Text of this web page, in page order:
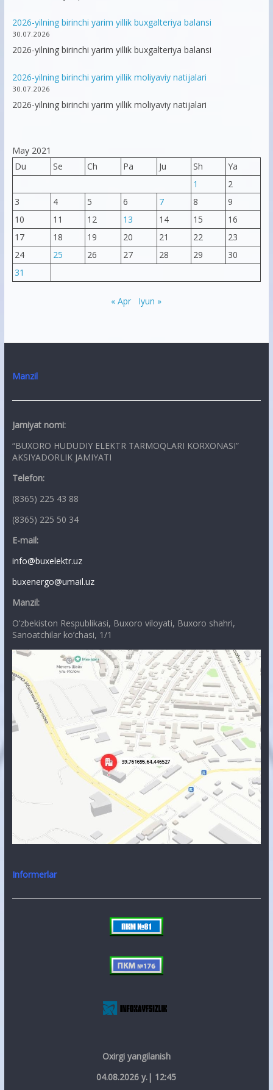
2026-yilning birinchi yarim yillik buxgalteriya balansi
30.07.2026
2026-yilning birinchi yarim yillik buxgalteriya balansi
2026-yilning birinchi yarim yillik moliyaviy natijalari
30.07.2026
2026-yilning birinchi yarim yillik moliyaviy natijalari
May 2021
Du
Se Ch Pa Ju Sh
Ya
1
2
3
4 5 6 7 8
9
10
11 12 13 14 15
16
17
18 19 20 21 22
23
24
25 26 27 28 29
30
31
« Apr Iyun »
Manzil
Jamiyat nomi:
“BUXORO HUDUDIY ELEKTR TARMOQLARI KORXONASI”
AKSIYADORLIK JAMIYATI
Telefon:
(8365) 225 43 88
(8365) 225 50 34
E-mail:
info@buxelektr.uz
buxenergo@umail.uz
Manzil:
O’zbekiston Respublikasi, Buxoro viloyati, Buxoro shahri,
Sanoatchilar ko’chasi, 1/1
Informerlar
Oxirgi yangilanish
04.08.2026 y.| 12:45